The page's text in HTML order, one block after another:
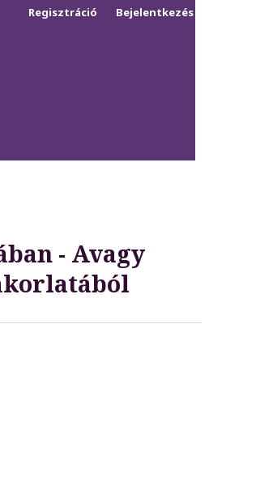
Regisztráció Bejelentkezés
- Avagy